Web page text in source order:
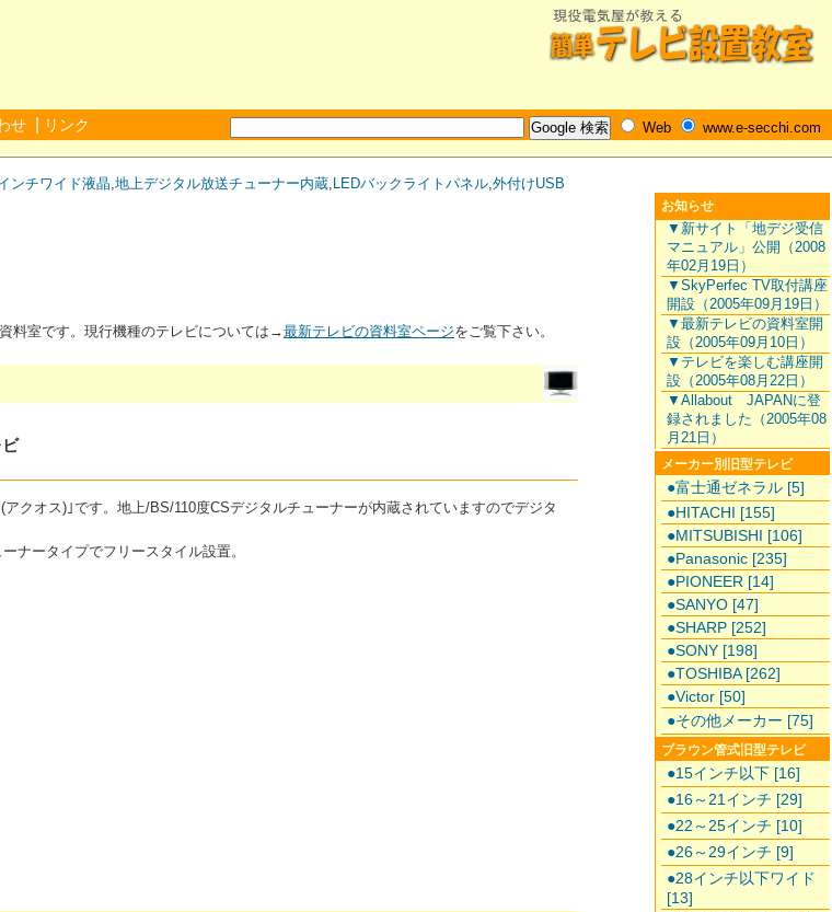
Web www.e-secchi.com
せ リンク
ンチワイド液晶,地上デジタル放送チューナー内蔵, LEDバックライトパネル,外付けUSB
料室です。現行機種のテレビについては→最新テレビの資料室ページをご覧下さい。
クオス)｣です。地上/BS/110度CSデジタルチューナーが内蔵されていますのでデジタ
ナータイプでフリースタイル設置。
お知らせ
▼新サイト「地デジ受信
マニュアル」公開（2008
年02月19日）
▼SkyPerfec TV取付講座
開設（2005年09月19日）
▼最新テレビの資料室開
設（2005年09月10日）
▼テレビを楽しむ講座開
設（2005年08月22日）
▼Allabout JAPANに登
録されました（2005年08
月21日）
メーカー別旧型テレビ
●富士通ゼネラル [5]
●HITACHI [155]
●MITSUBISHI [106]
●Panasonic [235]
●PIONEER [14]
●SANYO [47]
●SHARP [252]
●SONY [198]
●TOSHIBA [262]
●Victor [50]
●その他メーカー [75]
ブラウン管式旧型テレビ
●15インチ以下 [16]
●16～21インチ [29]
●22～25インチ [10]
●26～29インチ [9]
●28インチ以下ワイド
[13]